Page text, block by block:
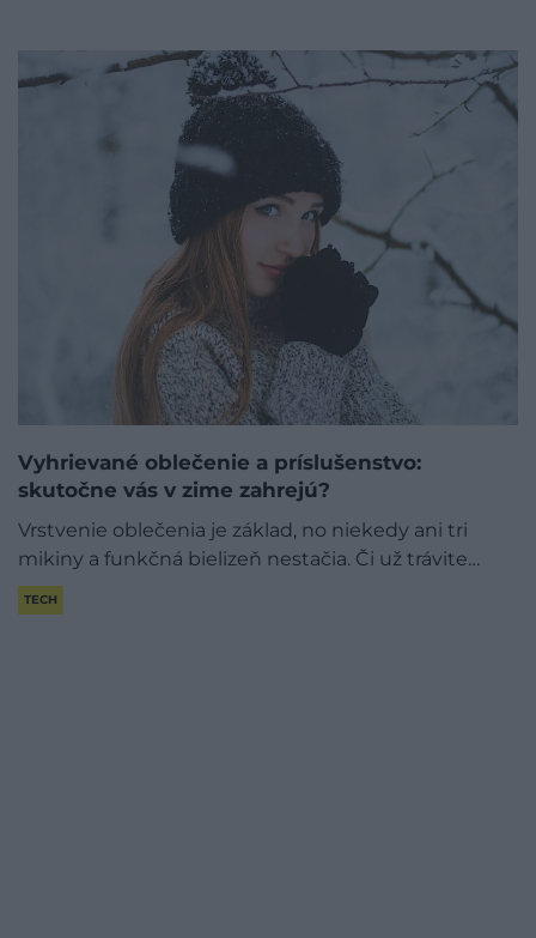
Vyhrievané oblečenie a príslušenstvo:
skutočne vás v zime zahrejú?
Vrstvenie oblečenia je základ, no niekedy ani tri
mikiny a funkčná bielizeň nestačia. Či už trávite…
TECH